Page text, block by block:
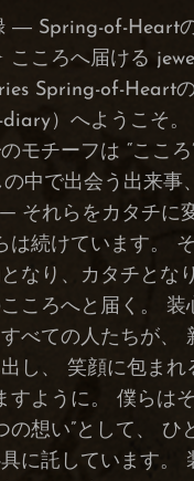
― Spring-of-Heart
こころへ届ける
Spring-of-Heart
diary）へようこそ
モチーフは “こころ
中で出会う出来事
それらをカタチに
は続けています。
なり、カタチとな
ころへと届く。 装
べての人たちが、
し、 笑顔に包まれ
すように。 僕らは
の想い”として、 ひ
に託しています。